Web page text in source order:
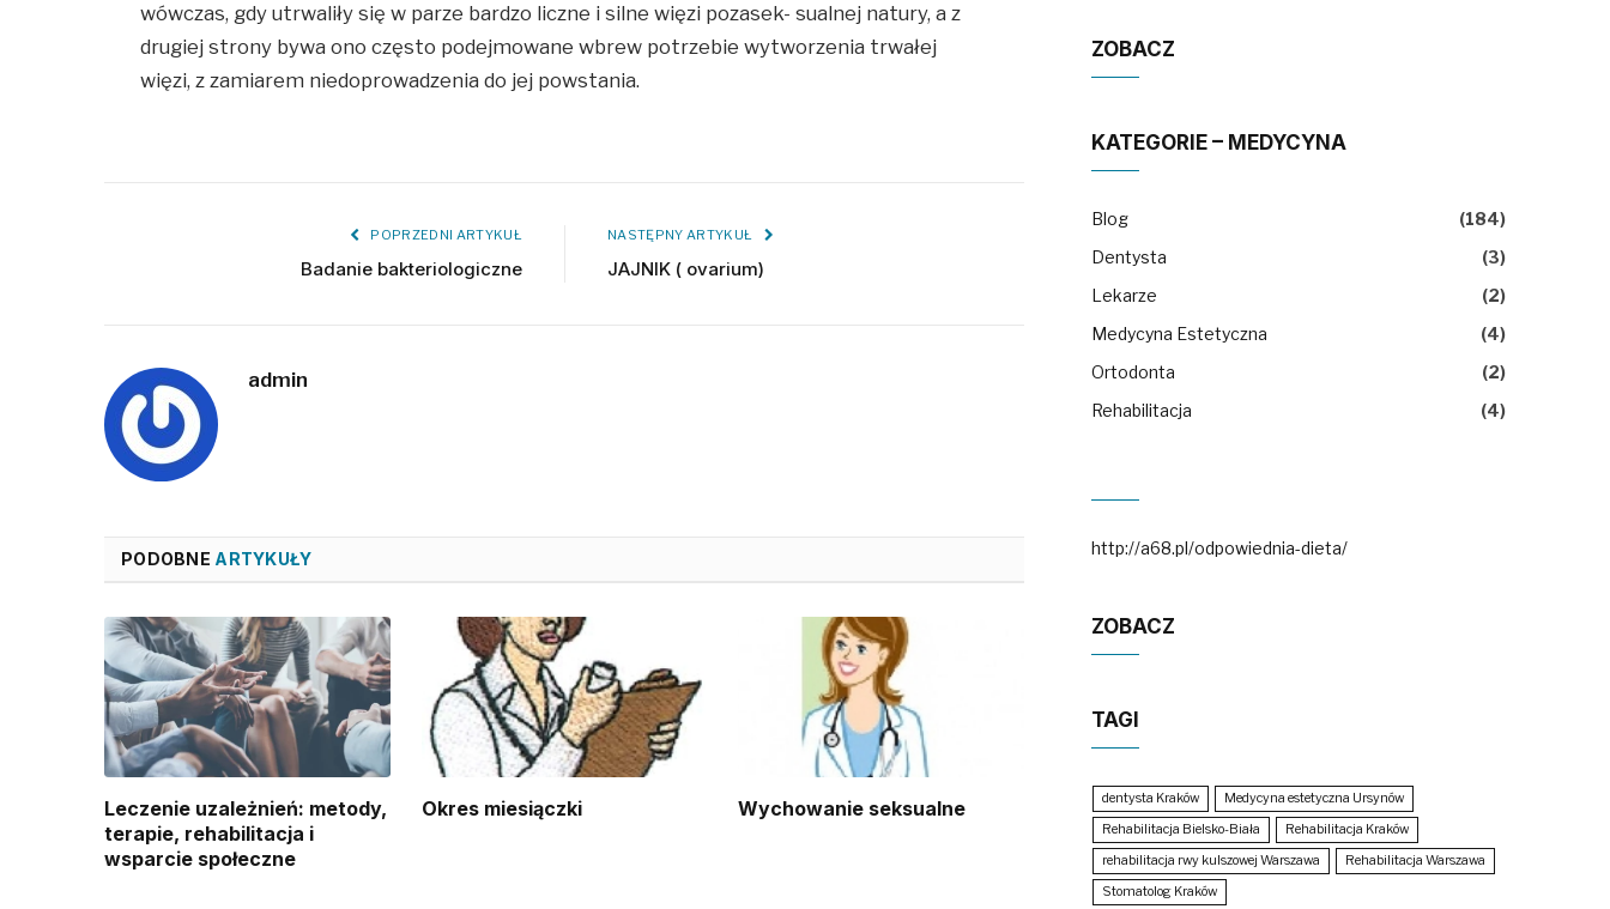
wówczas, gdy utrwaliły się w parze bardzo liczne i silne więzi pozasek- sualnej natury, a z
drugiej strony bywa ono często podejmowane wbrew potrzebie wytworzenia trwałej
więzi, z zamiarem niedoprowadzenia do jej powstania.
POPRZEDNI ARTYKUŁ
Badanie bakteriologiczne
NASTĘPNY ARTYKUŁ
JAJNIK ( ovarium)
admin
PODOBNE ARTYKUŁY
Leczenie uzależnień: metody,
terapie, rehabilitacja i
wsparcie społeczne
Okres miesiączki Wychowanie seksualne
ZOBACZ
KATEGORIE – MEDYCYNA
Blog
(184)
Dentysta
(3)
Lekarze
(2)
Medycyna Estetyczna
(4)
Ortodonta
(2)
Rehabilitacja
(4)
http://a68.pl/odpowiednia-dieta/
ZOBACZ
TAGI
dentysta Kraków
Medycyna estetyczna Ursynów
Rehabilitacja Bielsko-Biała
Rehabilitacja Kraków
rehabilitacja rwy kulszowej Warszawa
Rehabilitacja Warszawa
Stomatolog Kraków